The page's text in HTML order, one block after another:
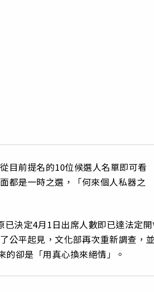
目前提名的10位候選人名單即可看
都是一時之選，「何來個人私器之
決定4月1日出席人數即已達法定
公平起見，文化部再次重新調查，
卻是「用真心換來絕情」。